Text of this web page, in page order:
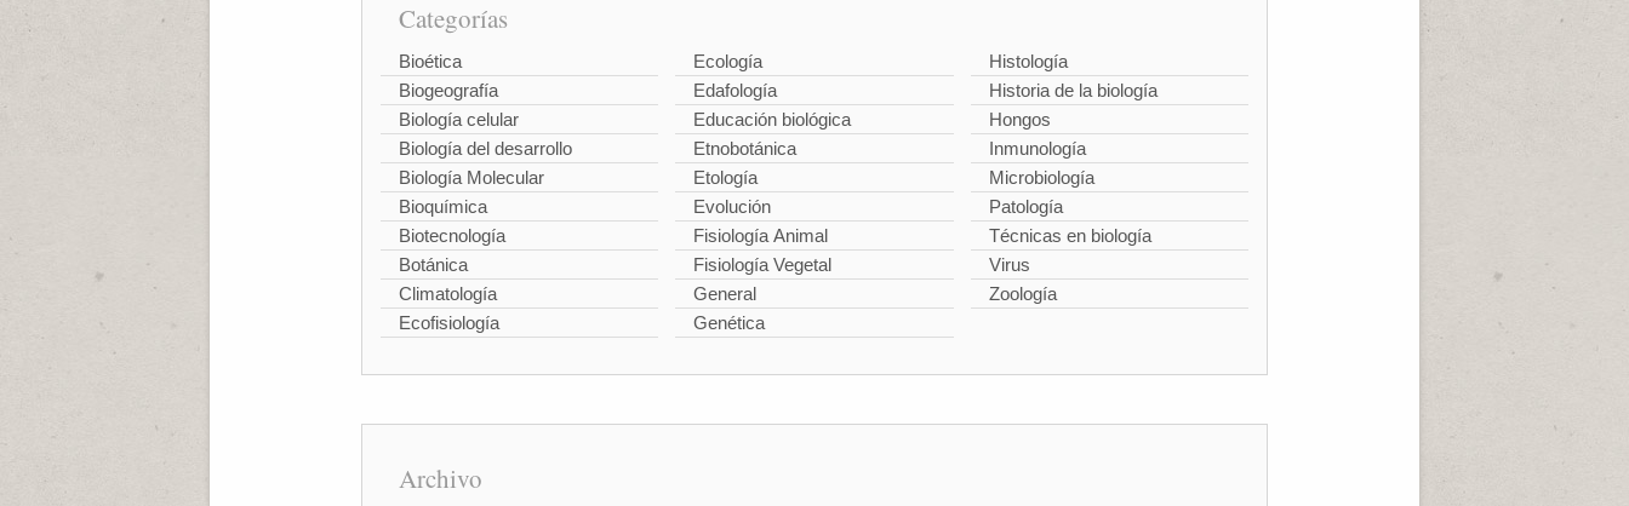
Categorías
Bioética
Biogeografía
Biología celular
Biología del desarrollo
Biología Molecular
Bioquímica
Biotecnología
Botánica
Climatología
Ecofisiología
Ecología
Edafología
Educación biológica
Etnobotánica
Etología
Evolución
Fisiología Animal
Fisiología Vegetal
General
Genética
Histología
Historia de la biología
Hongos
Inmunología
Microbiología
Patología
Técnicas en biología
Virus
Zoología
Archivo